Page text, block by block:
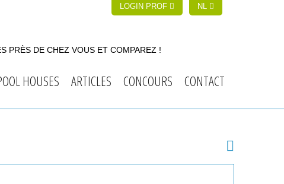
LOGIN PROF NL
PRÈS DE CHEZ VOUS ET COMPAREZ !
HOUSES ARTICLES CONCOURS CONTACT